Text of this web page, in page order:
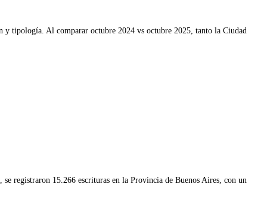
y tipología. Al comparar octubre 2024 vs octubre 2025, tanto la Ciudad
registraron 15.266 escrituras en la Provincia de Buenos Aires, con un